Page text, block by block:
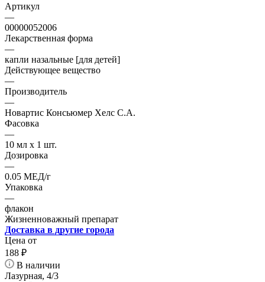
Артикул
—
00000052006
Лекарственная форма
—
капли назальные [для детей]
Действующее вещество
—
Производитель
—
Новартис Консьюмер Хелс С.А.
Фасовка
—
10 мл x 1 шт.
Дозировка
—
0.05 МЕД/г
Упаковка
—
флакон
Жизненноважный препарат
Доставка в другие города
Цена от
188 ₽
В наличии
Лазурная, 4/3